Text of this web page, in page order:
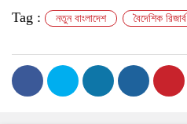
Tag : নতুন বাংলাদেশ বৈদেশিক রিজার্ব